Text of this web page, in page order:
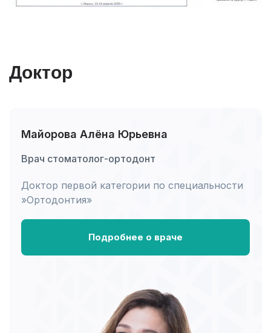
Доктор
Майорова Алёна Юрьевна
Врач стоматолог-ортодонт
Доктор первой категории по специальности
»Ортодонтия»
Подробнее о враче